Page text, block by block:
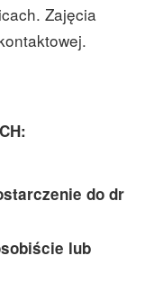
Zajęcia
do dr
lub